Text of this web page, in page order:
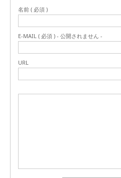
名前 ( 必須 )
E-MAIL ( 必須 ) - 公開されません -
URL